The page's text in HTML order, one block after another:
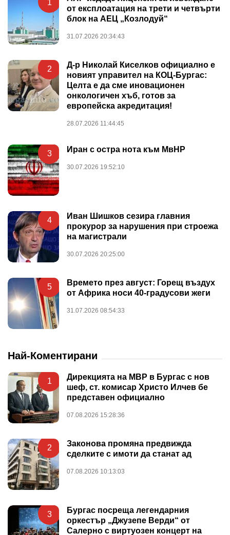
1
от експлоатация на трети и четвърти
блок на АЕЦ „Козлодуй“
31.07.2026 20:34:43
2
Д-р Николай Киселков официално е
новият управител на КОЦ-Бургас:
Целта е да сме иновационен
онкологичен хъб, готов за
европейска акредитация!
28.07.2026 11:44:45
3 Иран с остра нота към МвНР
30.07.2026 19:52:10
4
Иван Шишков сезира главния
прокурор за нарушения при строежа
на магистрали
30.07.2026 20:25:00
5
Времето през август: Горещ въздух
от Африка носи 40-градусови жеги
31.07.2026 08:54:33
Най-Коментирани
1
Дирекцията на МВР в Бургас с нов
шеф, ст. комисар Христо Илчев бе
представен официално
07.08.2026 15:28:36
2
Законова промяна предвижда
сделките с имоти да станат ад
07.08.2026 10:13:03
3
Бургас посреща легендарния
оркестър „Джузепе Верди“ от
Салерно с виртуозен концерт на